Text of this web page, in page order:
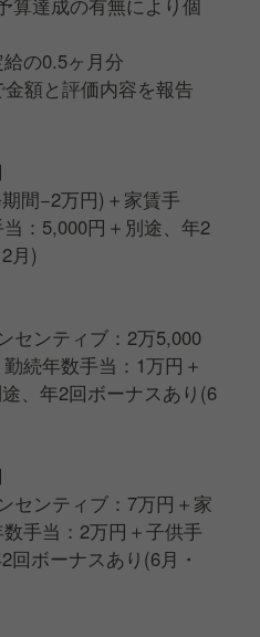
の0.5ヶ月分
額と評価内容を報告
間−2万円)＋家賃手
：5,000円＋別途、年2
月)
センティブ：2万5,000
続年数手当：1万円＋
、年2回ボーナスあり(6
センティブ：7万円＋家
手当：2万円＋子供手
回ボーナスあり(6月・